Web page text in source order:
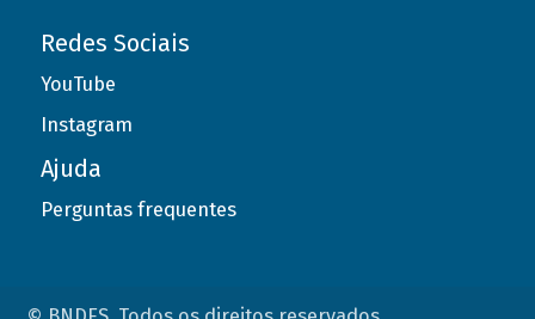
Redes Sociais
YouTube
Instagram
Ajuda
Perguntas frequentes